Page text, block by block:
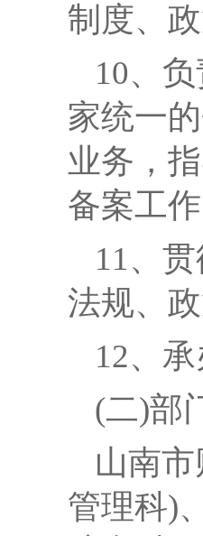
制度、
10、
家统一
业务，
备案工作
11、
法规、
12、
(二)部
山南
管理科)